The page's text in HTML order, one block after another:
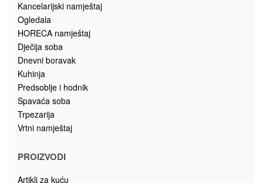
Plišane igračke
Dodaj u korpu